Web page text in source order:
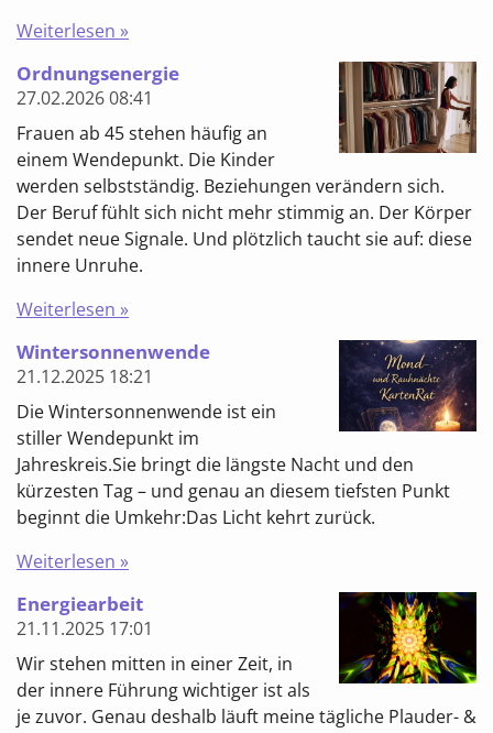
Weiterlesen »
Ordnungsenergie
27.02.202608:41
Frauen ab 45 stehen häufig an
einem Wendepunkt. Die Kinder
werden selbstständig. Beziehungen verändern sich.
Der Beruf fühlt sich nicht mehr stimmig an. Der Körper
sendet neue Signale. Und plötzlich taucht sie auf: diese
innere Unruhe.
Weiterlesen »
Wintersonnenwende
21.12.2025 18:21
Die Wintersonnenwende ist ein
stiller Wendepunkt im
Jahreskreis.Sie bringt die längste Nacht und den
kürzesten Tag – und genau an diesem tiefsten Punkt
beginnt die Umkehr:Das Licht kehrt zurück.
Weiterlesen »
Energiearbeit
21.11.2025 17:01
Wir stehen mitten in einer Zeit, in
der innere Führung wichtiger ist als
je zuvor. Genau deshalb läuft meine tägliche Plauder- &